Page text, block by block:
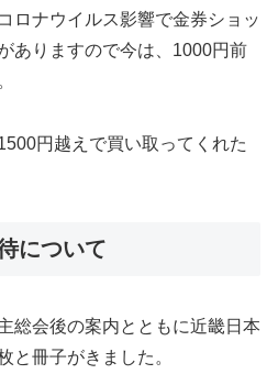
ロナウイルス影響で金券ショッ
ありますので今は、1000円前
円越えで買い取ってくれた
について
総会後の案内とともに近畿日本
と冊子がきました。